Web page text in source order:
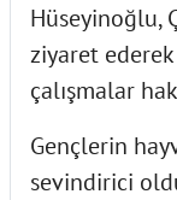
Hüseyinoğlu,
ziyaret
çalışmalar
Gençlerin
sevindirici